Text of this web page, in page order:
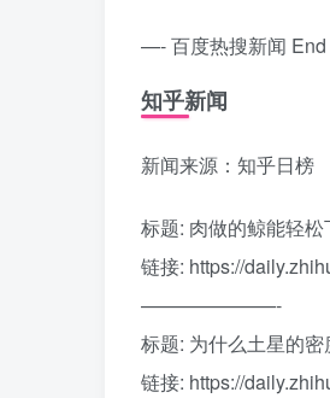
—- 百度热搜新闻
知乎新闻
新闻来源：知乎日榜
标题: 肉做的鲸能轻
链接: https://
———————-
标题: 为什么土星的
链接: https://